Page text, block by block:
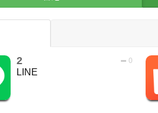
2 0
LINE